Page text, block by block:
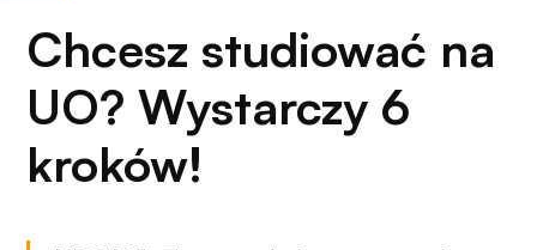
Chcesz studiować na
UO? Wystarczy 6
kroków!